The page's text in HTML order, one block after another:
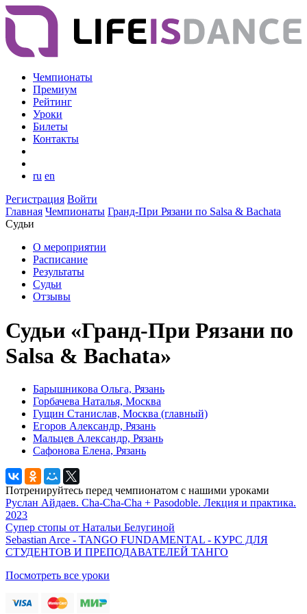
Чемпионаты
Премиум
Рейтинг
Уроки
Билеты
Контакты
ru en
Регистрация Войти
Главная Чемпионаты Гранд-При Рязани по Salsa & Bachata
Судьи
О мероприятии
Расписание
Результаты
Судьи
Отзывы
Судьи «Гранд-При Рязани по
Salsa & Bachata»
Барышникова Ольга, Рязань
Горбачева Наталья, Москва
Гущин Станислав, Москва (главный)
Егоров Александр, Рязань
Мальцев Александр, Рязань
Сафонова Елена, Рязань
Потренируйтесь перед чемпионатом с нашими уроками
Руслан Айдаев. Cha-Cha-Cha + Pasodoble. Лекция и практика.
2023
Супер стопы от Натальи Белугиной
Sebastian Arce - TANGO FUNDAMENTAL - КУРС ДЛЯ
СТУДЕНТОВ И ПРЕПОДАВАТЕЛЕЙ ТАНГО
Посмотреть все уроки